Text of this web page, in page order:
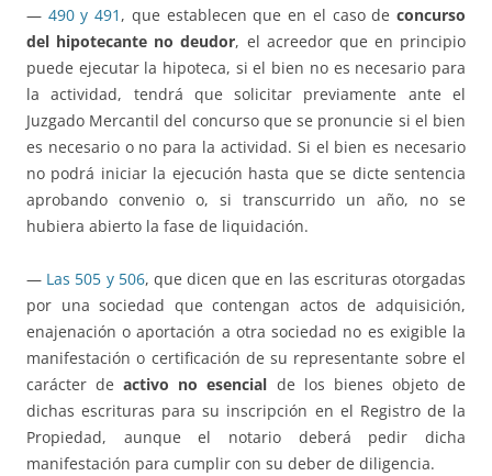
— 490 y 491 , que establecen que en el caso deconcurso
del hipotecante no deudor, el acreedor que en principio
puede ejecutar la hipoteca, si el bien no es necesario para
la actividad, tendrá que solicitar previamente ante el
Juzgado Mercantil del concurso que se pronuncie si el bien
es necesario o no para la actividad. Si el bien es necesario
no podrá iniciar la ejecución hasta que se dicte sentencia
aprobando convenio o, si transcurrido un año, no se
hubiera abierto la fase de liquidación.
— Las 505 y 506, que dicen que en las escrituras otorgadas
por una sociedad que contengan actos de adquisición,
enajenación o aportación a otra sociedad no es exigible la
manifestación o certificación de su representante sobre el
carácter deactivo no esencial de los bienes objeto de
dichas escrituras para su inscripción en el Registro de la
Propiedad, aunque el notario deberá pedir dicha
manifestación para cumplir con su deber de diligencia.